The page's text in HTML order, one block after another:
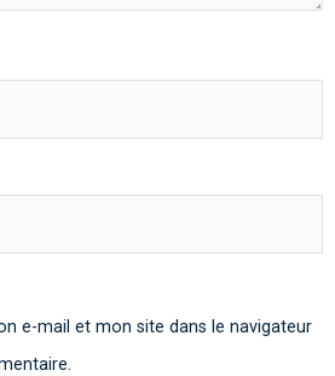
e-mail et mon site dans le navigateur